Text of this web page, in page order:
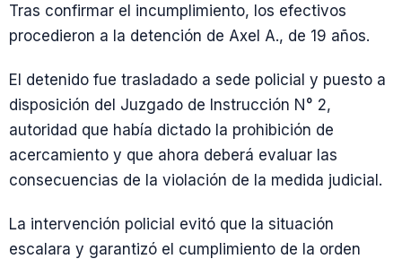
Tras confirmar el incumplimiento, los efectivos
procedieron a la detención de Axel A., de 19 años.
El detenido fue trasladado a sede policial y puesto a
disposición del Juzgado de Instrucción N° 2,
autoridad que había dictado la prohibición de
acercamiento y que ahora deberá evaluar las
consecuencias de la violación de la medida judicial.
La intervención policial evitó que la situación
escalara y garantizó el cumplimiento de la orden